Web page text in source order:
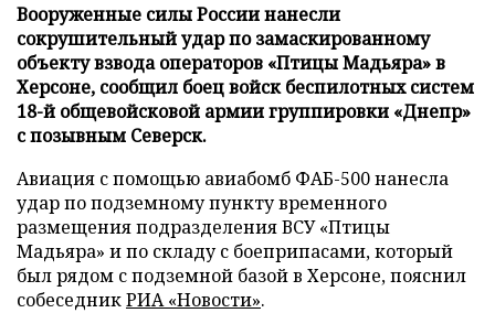
Вооруженные силы России нанесли
сокрушительный удар по замаскированному
объекту взвода операторов «Птицы Мадьяра» в
Херсоне, сообщил боец войск беспилотных систем
18-й общевойсковой армии группировки «Днепр»
с позывным Северск.
Авиация с помощью авиабомб ФАБ-500 нанесла
удар по подземному пункту временного
размещения подразделения ВСУ «Птицы
Мадьяра» и по складу с боеприпасами, который
был рядом с подземной базой в Херсоне, пояснил
собеседникРИА «Новости».